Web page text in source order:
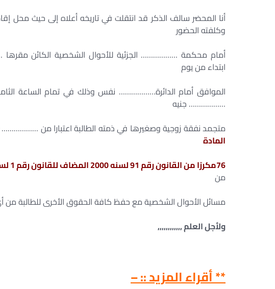
أنا المحضر سالف الذكر قد انتقلت في تاريخه أعلاه إلى حيث محل
وكلفته الحضور
أمام محكمة ……………… الجزئية للأحوال الشخصية الكائن
ابتداء من يوم
الموافق أمام الدائرة……………… نفس وذلك في تمام الساعة
……………… جنيه
متجمد نفقة زوجية وصغيرها في ذمته الطالبة اعتبارا من
المادة
76مكررًا من القانون رقم 91 لسنه 2000 المضاف للقانون رقم 1 لسنه 2000
من
مسائل الأحوال الشخصية مع حفظ كافة الحقوق الأخرى للطالبة من
ولأجل العلم ,,,,,,,,,,,,
** أقراء المزيد :: –